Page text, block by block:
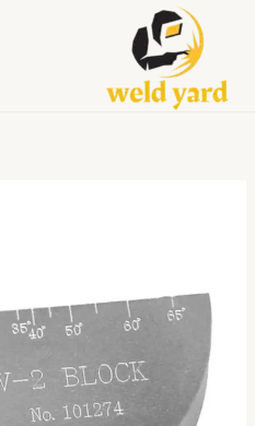
المحتوى
Calibration
Block
Ultrasonic
Testing